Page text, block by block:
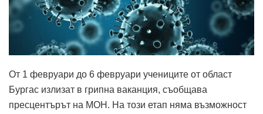
От 1 февруари до 6 февруари учениците от област
Бургас излизат в грипна ваканция, съобщава
пресцентърът на МОН. Нa този етап няма възможност